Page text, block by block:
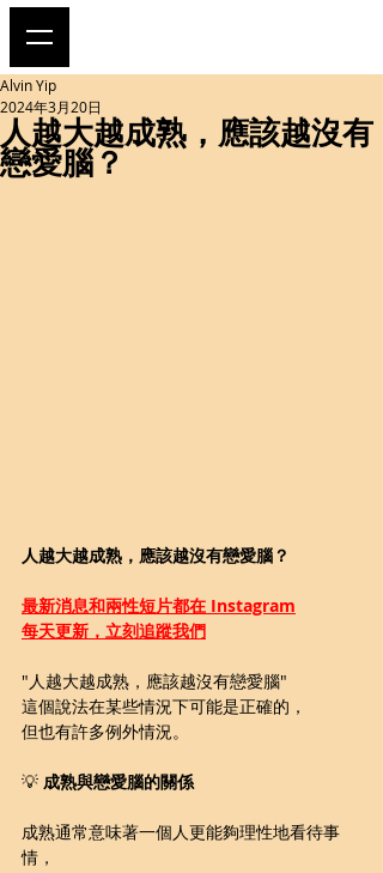
人越大越成熟，應該越沒有
戀愛腦？
Alvin Yip
2024年3月20日
人越大越成熟，應該越沒有戀愛腦？
最新消息和兩性短片都在 Instagram
每天更新，立刻追蹤我們
"人越大越成熟，應該越沒有戀愛腦"
這個說法在某些情況下可能是正確的，
但也有許多例外情況。
💡 成熟與戀愛腦的關係
成熟通常意味著一個人更能夠理性地看待事
情，